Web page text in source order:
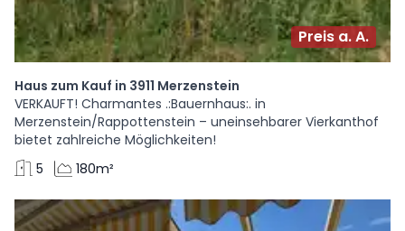
Preis a. A.
Haus zum Kauf in 3911 Merzenstein
VERKAUFT! Charmantes .:Bauernhaus:. in
Merzenstein/Rappottenstein – uneinsehbarer Vierkanthof
bietet zahlreiche Möglichkeiten!
5
180m²